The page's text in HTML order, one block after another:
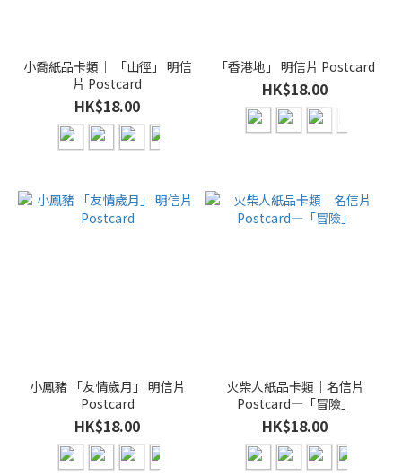
小喬紙品卡類｜ 「山徑」 明信
片 Postcard
HK$18.00
「香港地」 明信片 Postcard
HK$18.00
小鳳豬 「友情歲月」 明信片
Postcard
HK$18.00
火柴人紙品卡類｜名信片
Postcard—「冒險」
HK$18.00